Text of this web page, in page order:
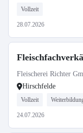
Vollzeit
28.07.2026
Fleischerei Richter
Hirschfelde
Vollzeit
24.07.2026